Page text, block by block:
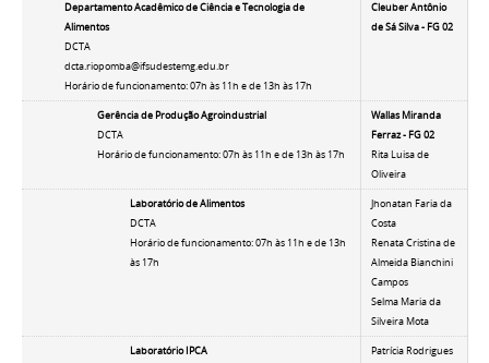
Departamento Acadêmico de Ciência e Tecnologia de
Alimentos
DCTA
dcta.riopomba@ifsudestemg.edu.br
Horário de funcionamento:07h às 11h e de 13h às 17h
Cleuber Antônio
de Sá Silva - FG 02
Gerência de Produção Agroindustrial
DCTA
Horário de funcionamento: 07h às 11h e de 13h às 17h
Wallas Miranda
Ferraz - FG 02
Rita Luisa de
Oliveira
Laboratório de Alimentos
DCTA
Horário de funcionamento: 07h às 11h e de 13h
às 17h
Jhonatan Faria da
Costa
Renata Cristina de
Almeida Bianchini
Campos
Selma Maria da
Silveira Mota
Laboratório IPCA
Patrícia Rodrigues